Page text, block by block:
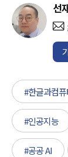
선
#한글과컴퓨
#인공지능
#공공 AI